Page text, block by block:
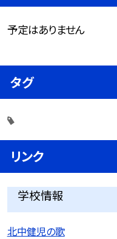
予定はありません
タグ
リンク
学校情報
北中健児の歌